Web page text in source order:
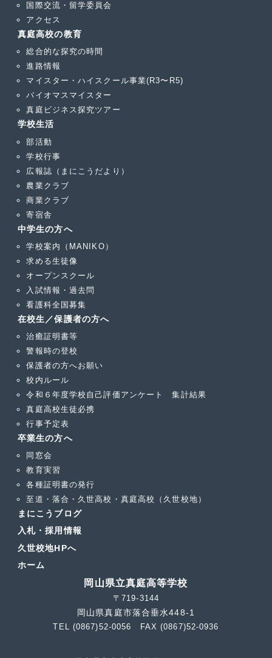
国際交流・留学委員会
アクセス
真庭高校の教育
総合的な探究の時間
進路情報
マイスター・ハイスクール事業(R3〜R5)
バイオマスマイスター
真庭ビジネス探究ツアー
学校生活
部活動
学校行事
広報誌（まにこうだより）
農業クラブ
商業クラブ
寄宿舎
中学生の方へ
学校案内（MANIKO）
求める生徒像
オープンスクール
入試情報・過去問
看護科全国募集
在校生／保護者の方へ
治癒証明書等
警報時の登校
保護者の方へお願い
校内ルール
令和６年度学校自己評価アンケート 集計結果
真庭高校生徒必携
行事予定表
卒業生の方へ
同窓会
教育実習
各種証明書の発行
至道・落合・久世高校・真庭高校（久世校地）
まにこうブログ
入札・採用情報
久世校地HPへ
ホーム
岡山県立真庭高等学校
〒719-3144
岡山県真庭市落合垂水448-1
TEL (0867)52-0056 FAX (0867)52-0936